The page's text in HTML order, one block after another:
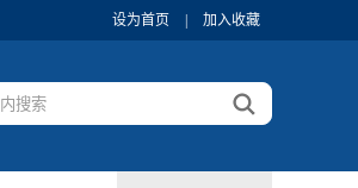
设为首页 加入收藏